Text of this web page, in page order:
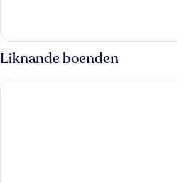
Twin
Room
Liknande boenden
NH Collection Frankfurt Spin Tower